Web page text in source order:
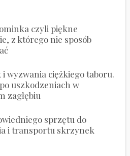
czyli piękne
z którego nie sposób
i wyzwania ciężkiego taboru.
uszkodzeniach w
zagłębiu
sprzętu do
i transportu skrzynek